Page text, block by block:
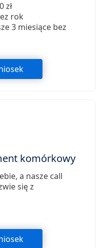
zł
rok
3 miesiące bez
komórkowy
a nasze call
się z